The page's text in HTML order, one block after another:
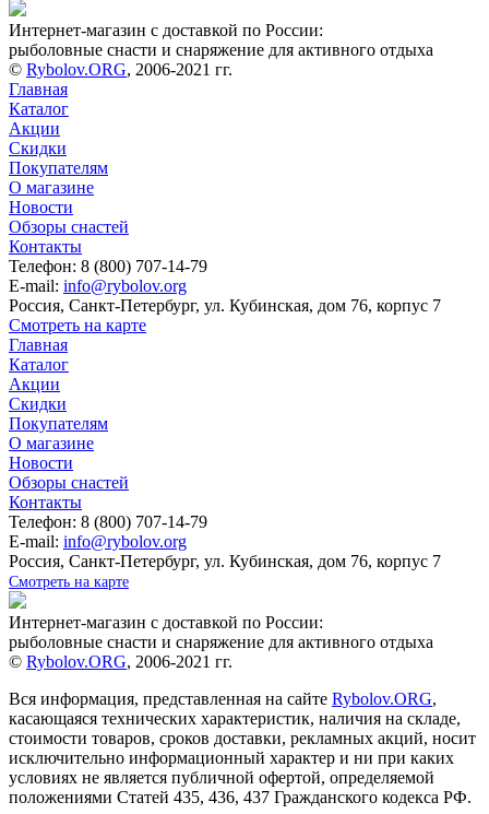
Интернет-магазин с доставкой по России:
рыболовные снасти и снаряжение для активного отдыха
© Rybolov.ORG, 2006-2021 гг.
Главная
Каталог
Акции
Скидки
Покупателям
О магазине
Новости
Обзоры снастей
Контакты
Телефон: 8 (800) 707-14-79
E-mail: info@rybolov.org
Россия, Санкт-Петербург, ул. Кубинская, дом 76, корпус 7
Смотреть на карте
Главная
Каталог
Акции
Скидки
Покупателям
О магазине
Новости
Обзоры снастей
Контакты
Телефон: 8 (800) 707-14-79
E-mail: info@rybolov.org
Россия, Санкт-Петербург, ул. Кубинская, дом 76, корпус 7
Смотреть на карте
Интернет-магазин с доставкой по России:
рыболовные снасти и снаряжение для активного отдыха
© Rybolov.ORG, 2006-2021 гг.
Вся информация, представленная на сайте Rybolov.ORG,
касающаяся технических характеристик, наличия на складе,
стоимости товаров, сроков доставки, рекламных акций, носит
исключительно информационный характер и ни при каких
условиях не является публичной офертой, определяемой
положениями Статей 435, 436, 437 Гражданского кодекса РФ.